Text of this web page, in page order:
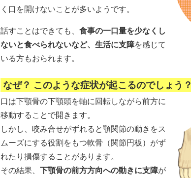
く口を開けないことが多いようです。
話すことはできても、 食事の一口量を少なくし
ないと食べられないなど、生活に支障を感じて
いる方もおられます。
なぜ？ このような症状が起こるのでしょう？
口は下顎骨の下顎頭を軸に回転しながら前方に
移動することで開きます。
しかし、咬み合せがずれると顎関節の動きをス
ムーズにする役割をもつ軟骨（関節円板）がず
れたり損傷することがあります。
その結果、 下顎骨の前方方向への動きに支障が